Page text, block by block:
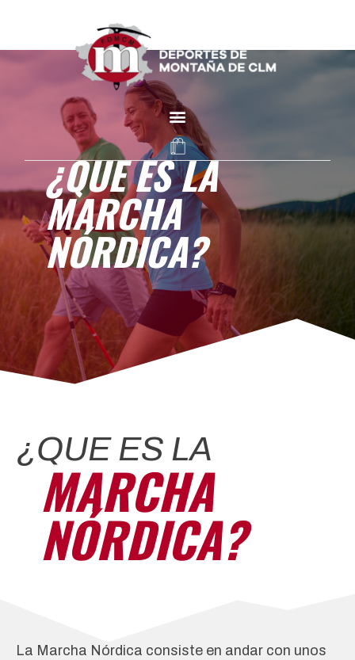
¿QUE ES LA
MARCHA
NÓRDICA?
¿QUE ES LA
MARCHA
NÓRDICA?
La Marcha Nórdica consiste en andar con unos